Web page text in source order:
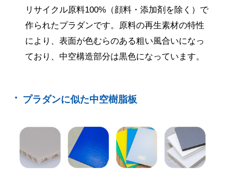
リサイクル原料100%（顔料・添加剤を除く）で
作られたプラダンです。原料の再生素材の特性
により、表面が色むらのある粗い風合いになっ
ており、中空構造部分は黒色になっています。
プラダンに似た中空樹脂板